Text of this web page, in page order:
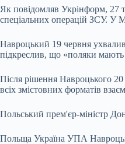
Як повідомляв Укрінформ, 27
спеціальних операцій ЗСУ. У
Навроцький 19 червня
підкреслив, що «поляки
Після рішення Навроцького
всіх змістовних форматів
Польський прем'єр-міністр
Польща Україна УПА